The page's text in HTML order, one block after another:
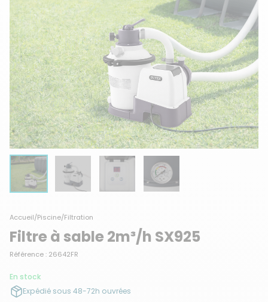
Accueil/Piscine/Filtration
Filtre à sable 2m³/h SX925
Référence : 26642FR
En stock
Expédié sous 48-72h ouvrées